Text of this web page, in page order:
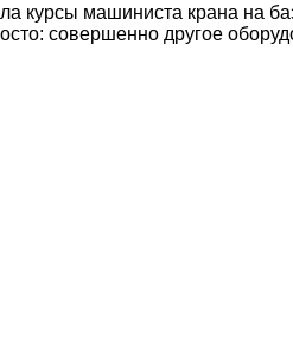
курсы машиниста крана на
совершенно другое